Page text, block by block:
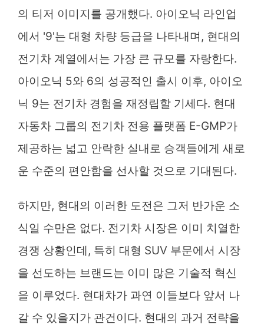
의 티저 이미지를 공개했다. 아이오닉 라인업
에서 '9'는 대형 차량 등급을 나타내며, 현대의
전기차 계열에서는 가장 큰 규모를 자랑한다.
아이오닉 5와 6의 성공적인 출시 이후, 아이오
닉 9는 전기차 경험을 재정립할 기세다. 현대
자동차 그룹의 전기차 전용 플랫폼 E-GMP가
제공하는 넓고 안락한 실내로 승객들에게 새로
운 수준의 편안함을 선사할 것으로 기대된다.
하지만, 현대의 이러한 도전은 그저 반가운 소
식일 수만은 없다. 전기차 시장은 이미 치열한
경쟁 상황인데, 특히 대형 SUV 부문에서 시장
을 선도하는 브랜드는 이미 많은 기술적 혁신
을 이루었다. 현대차가 과연 이들보다 앞서 나
갈 수 있을지가 관건이다. 현대의 과거 전략을